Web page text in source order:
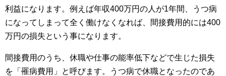
利益になります。例えば年収400万円の人が1年間、うつ病
になってしまって全く働けなくなれば、間接費用的には400
万円の損失という事になります。
間接費用のうち、休職や仕事の能率低下などで生じた損失
を「罹病費用」と呼びます。うつ病で休職となったのであ